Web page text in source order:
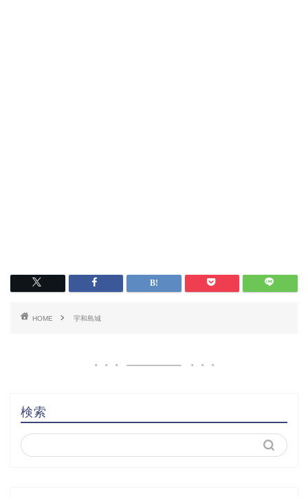
HOME 宇和島城
検索